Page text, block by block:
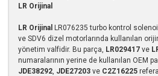
LR Orijinal
LR Orijinal LR076235 turbo kontrol
ve SDV6 dizel motorlarında kullanılan
yönetim valfidir. Bu parça, LR029417 ve
numaralarının yerine de kullanılan OEM
JDE38292 JDE27203 ve C2Z16225